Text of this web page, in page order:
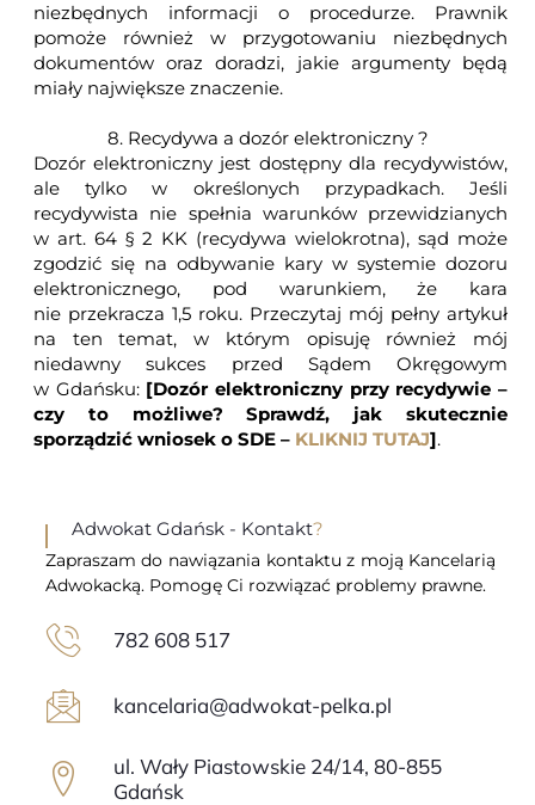
niezbędnych informacji o procedurze. Prawnik
pomoże również w przygotowaniu niezbędnych
dokumentów oraz doradzi, jakie argumenty będą
miały największe znaczenie.
8. Recydywa a dozór elektroniczny ?
Dozór elektroniczny jest dostępny dla recydywistów,
ale tylko w określonych przypadkach. Jeśli
recydywista nie spełnia warunków przewidzianych
w art. 64 § 2 KK (recydywa wielokrotna), sąd może
zgodzić się na odbywanie kary w systemie dozoru
elektronicznego, pod warunkiem, że kara
nie przekracza 1,5 roku. Przeczytaj mój pełny artykuł
na ten temat, w którym opisuję również mój
niedawny sukces przed Sądem Okręgowym
w Gdańsku: [Dozór elektroniczny przy recydywie –
czy to możliwe? Sprawdź, jak skutecznie
sporządzić wniosek o SDE – KLIKNIJ TUTAJ].
Adwokat Gdańsk - Kontakt?
Zapraszam do nawiązania kontaktu z moją Kancelarią
Adwokacką. Pomogę Ci rozwiązać problemy prawne.
782 608 517
kancelaria@adwokat-pelka.pl
ul. Wały Piastowskie 24/14, 80-855
Gdańsk